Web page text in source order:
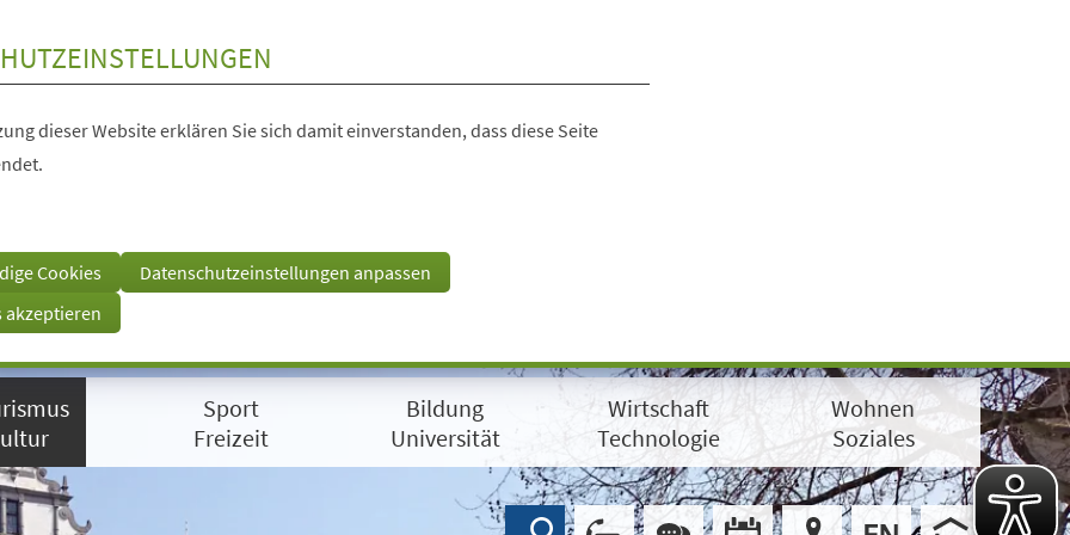
dieser Website erklären Sie sich damit einverstanden, dass diese Seite
Cookies
Datenschutzeinstellungen anpassen
akzeptieren
Sport
Freizeit
Bildung
Universität
Wirtschaft
Technologie
Wohnen
Soziales